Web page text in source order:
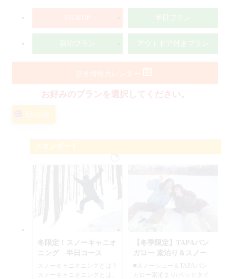
空き情報カレンダー
お好みのプランを選択してください。
English
スタンダード
冬限定！スノーキャニオ
ニング 半日コース
スノーキャニオニングとは？
スノーキャニオニングとは、
【冬季限定】TAPAバン
ガロー 素泊り＆スノー
シュー(ベッドタイプ)
■スノーシュー＆TAPAバン
ガロー素泊まり(ベッドタイ